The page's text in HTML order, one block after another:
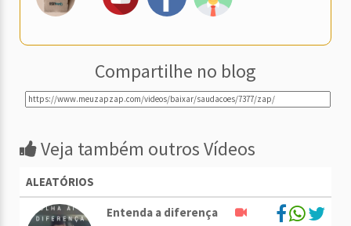
Compartilhe no blog
Veja também outros Vídeos
ALEATÓRIOS
Entenda a diferença